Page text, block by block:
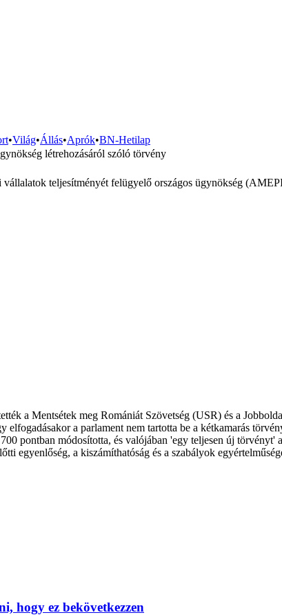
•Világ•Állás•Aprók•BN-Hetilap
létrehozásáról szóló törvény
teljesítményét felügyelő országos ügynökség
a Mentsétek meg Romániát Szövetség (USR) és a
a parlament nem tartotta be a kétkamarás
pontban módosította, és valójában 'egy teljesen új törvényt'
egyenlőség, a kiszámíthatóság és a szabályok
hogy ez bekövetkezzen